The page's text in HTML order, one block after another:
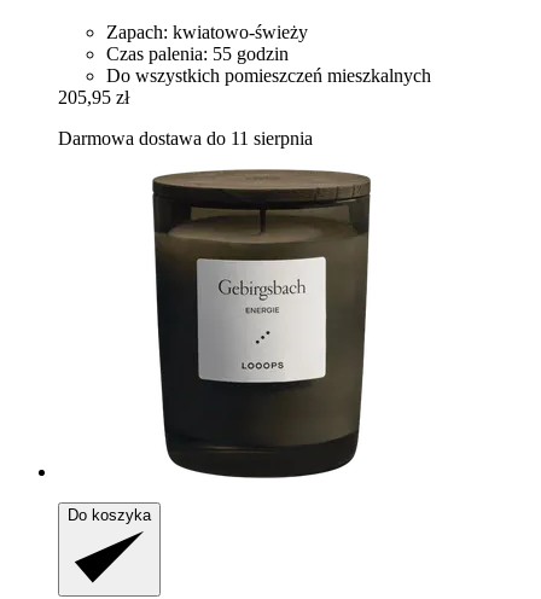
Zapach: kwiatowo-świeży
Czas palenia: 55 godzin
Do wszystkich pomieszczeń mieszkalnych
205,95 zł
Darmowa dostawa do 11 sierpnia
Do koszyka